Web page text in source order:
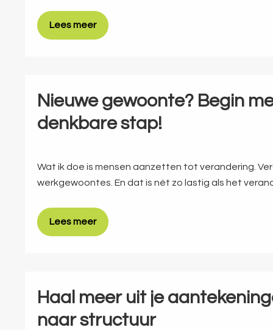
Lees meer
Nieuwe gewoonte? Begin
denkbare stap!
Wat ik doe is mensen aanzetten tot verandering.
werkgewoontes. En dat is nét zo lastig als het
Lees meer
Haal meer uit je
naar structuur